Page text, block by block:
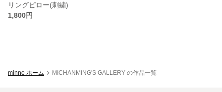
リングピロー(刺繍)
1,800円
minne ホーム MICHANMING'S GALLERY の作品一覧